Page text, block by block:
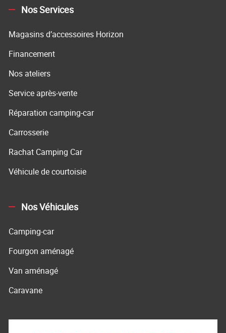
Nos Services
Magasins d’accessoires Horizon
Financement
Nos ateliers
Service après-vente
Réparation camping-car
Carrosserie
Rachat Camping Car
Véhicule de courtoisie
Nos Véhicules
Camping-car
Fourgon aménagé
Van aménagé
Caravane